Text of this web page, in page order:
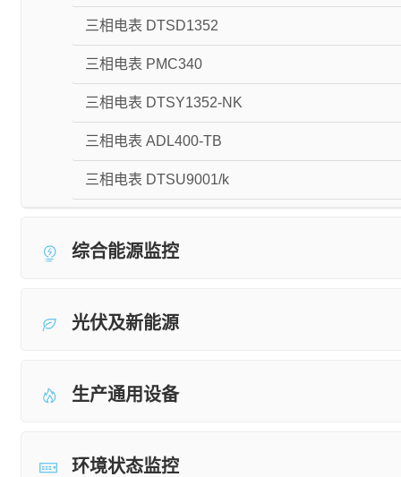
三相电表 DTSD1352
三相电表 PMC340
三相电表 DTSY1352-NK
三相电表 ADL400-TB
三相电表 DTSU9001/k
综合能源监控
光伏及新能源
生产通用设备
环境状态监控